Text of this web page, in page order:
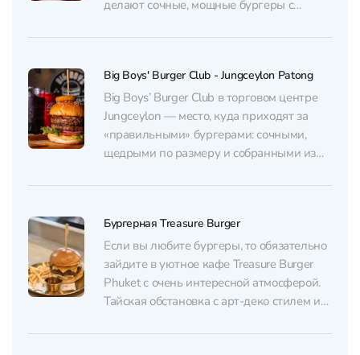
делают сочные, мощные бургеры с
попадают в выбранную прожарку. В
классики до более смелых сочетаний, но
объединяет их одно: размер и...
Big Boys' Burger Club - Jungceylon Patong
Big Boys’ Burger Club в торговом центре
Jungceylon — место, куда приходят за
«правильными» бургерами: сочными,
щедрыми по размеру и собранными из
Особенно хвалят фирменный Big Boys
мяса (вплоть до dry-aged и
австралийской говядины) и точную
прожарку котлет. Всё подают...
Бургерная Treasure Burger
Если вы любите бургеры, то обязательно
зайдите в уютное кафе Treasure Burger
Phuket с очень интересной атмосферой.
Тайская обстановка с арт-деко стилем и
цветовой гамме очень впечатлят.